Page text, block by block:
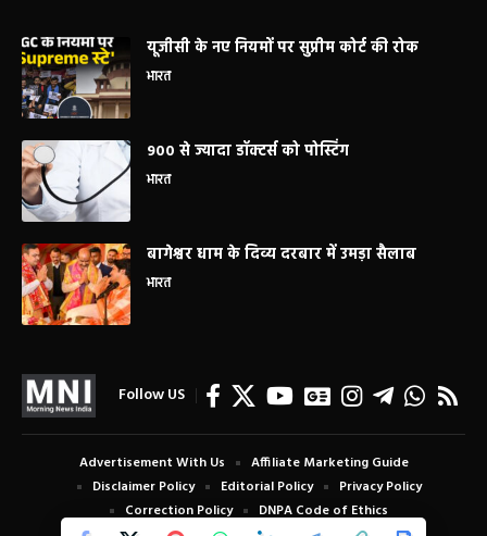
यूजीसी के नए नियमों पर सुप्रीम कोर्ट की रोक
भारत
900 से ज्यादा डॉक्टर्स को पोस्टिंग
भारत
बागेश्वर धाम के दिव्य दरबार में उमड़ा सैलाब
भारत
Follow US
Advertisement With Us
Affiliate Marketing Guide
Disclaimer Policy
Editorial Policy
Privacy Policy
Correction Policy
DNPA Code of Ethics